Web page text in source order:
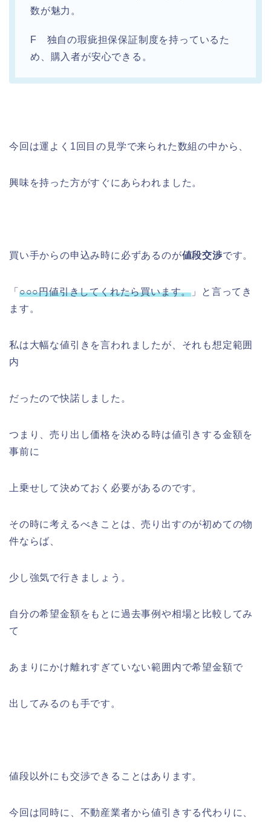
数が魅力。
F 独自の瑕疵担保保証制度を持っているた
め、購入者が安心できる。
今回は運よく1回目の見学で来られた数組の中から、
興味を持った方がすぐにあらわれました。
買い手からの申込み時に必ずあるのが値段交渉です。
「 ○○○円値引きしてくれたら買います。 」と言ってき
ます。
私は大幅な値引きを言われましたが、それも想定範囲
内
だったので快諾しました。
つまり、売り出し価格を決める時は値引きする金額を
事前に
上乗せして決めておく必要があるのです。
その時に考えるべきことは、売り出すのが初めての物
件ならば、
少し強気で行きましょう。
自分の希望金額をもとに過去事例や相場と比較してみ
て
あまりにかけ離れすぎていない範囲内で希望金額で
出してみるのも手です。
値段以外にも交渉できることはあります。
今回は同時に、不動産業者から値引きする代わりに、